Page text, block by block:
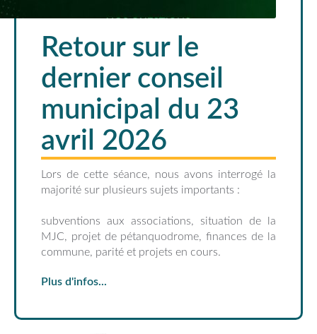
Retour sur le
dernier conseil
municipal du 23
avril 2026
Lors de cette séance, nous avons interrogé la
majorité sur plusieurs sujets importants :
subventions aux associations, situation de la
MJC, projet de pétanquodrome, finances de la
commune, parité et projets en cours.
Plus d'infos...